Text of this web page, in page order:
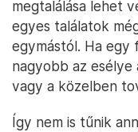
megtalálása lehet
egyes találatok
egymástól. Ha egy
nagyobb az esélye
vagy a közelben
Így nem is tűnik